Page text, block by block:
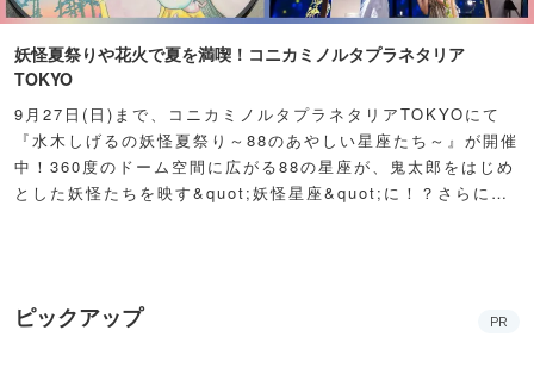
妖怪夏祭りや花火で夏を満喫！コニカミノルタプラネタリア
TOKYO
9月27日(日)まで、コニカミノルタプラネタリアTOKYOにて
『水木しげるの妖怪夏祭り～88のあやしい星座たち～』が開催
中！360度のドーム空間に広がる88の星座が、鬼太郎をはじめ
とした妖怪たちを映す&quot;妖怪星座&quot;に！？さらに例
ピックアップ PR